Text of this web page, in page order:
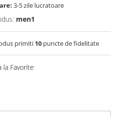
3-5 zile lucratoare
men1
primiti 10puncte de fidelitate
la Favorite